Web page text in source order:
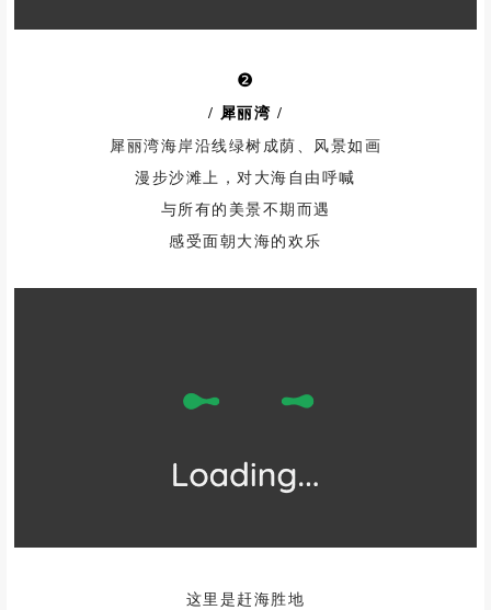
❷
/ 犀丽湾 /
犀丽湾海岸沿线绿树成荫、风景如画
漫步沙滩上， 对大海自由呼喊
与所有的美景不期而遇
感受面朝大海的欢乐
这里是赶海胜地